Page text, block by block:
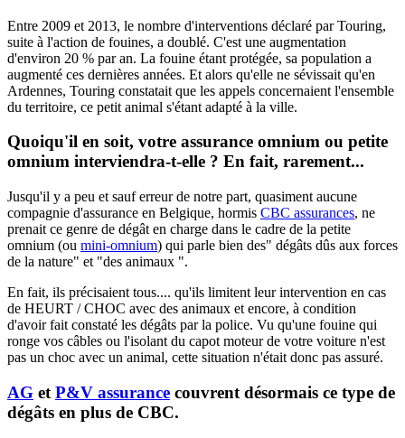
Entre 2009 et 2013, le nombre d'interventions déclaré par Touring,
suite à l'action de fouines, a doublé. C'est une augmentation
d'environ 20 % par an. La fouine étant protégée, sa population a
augmenté ces dernières années. Et alors qu'elle ne sévissait qu'en
Ardennes, Touring constatait que les appels concernaient l'ensemble
du territoire, ce petit animal s'étant adapté à la ville.
Quoiqu'il en soit, votre assurance omnium ou petite
omnium interviendra-t-elle ? En fait, rarement...
Jusqu'il y a peu et sauf erreur de notre part, quasiment aucune
compagnie d'assurance en Belgique, hormis CBC assurances, ne
prenait ce genre de dégât en charge dans le cadre de la petite
omnium (ou mini-omnium) qui parle bien des" dégâts dûs aux forces
de la nature" et "des animaux ".
En fait, ils précisaient tous.... qu'ils limitent leur intervention en cas
de HEURT / CHOC avec des animaux et encore, à condition
d'avoir fait constaté les dégâts par la police. Vu qu'une fouine qui
ronge vos câbles ou l'isolant du capot moteur de votre voiture n'est
pas un choc avec un animal, cette situation n'était donc pas assuré.
AG et P&V assurance couvrent désormais ce type de
dégâts en plus de CBC.